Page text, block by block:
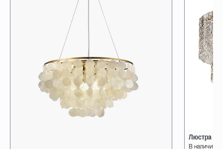
Люстра
В наличии 1